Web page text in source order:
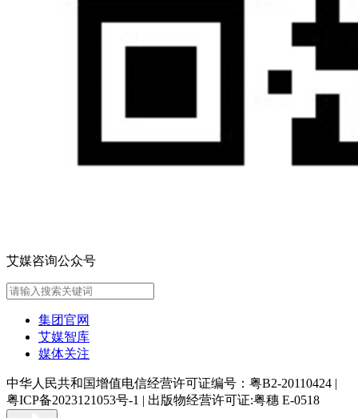
艾媒咨询公众号
集团官网
艾媒智库
媒体关注
中华人民共和国增值电信经营许可证编号：粤B2-20110424 |
粤ICP备2023121053号-1 | 出版物经营许可证:粤穗 E-0518